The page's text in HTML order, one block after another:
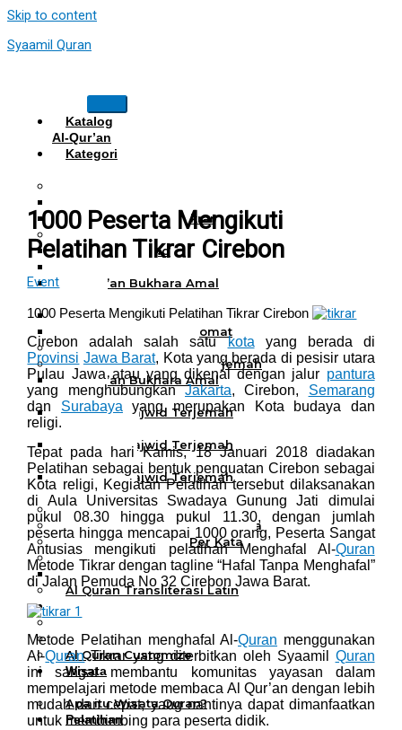
Skip to content
Syaamil Quran
Katalog
Al-Qur’an
Kategori
Al Quran Hafalan Tikrar
Mushaf Tahajud
Al-Qur’an Bukhara Amal
Al Quran Haji Umrah
Mushaf Tilawah Maqomat
Al Quran Terjemah
Al Quran Tajwid dan Terjemah
Al-Qur’an Bukhara Amal
Harian
Al Quran Tajwid Terjemah
Bukhara A6
Al Quran Tajwid Terjemah
Bukhara A5
Al Quran Tajwid Terjemah
Bukhara B5
Al Quran Spesial Wanita
Al Quran Spesial Wanita Azalia
Al Quran Terjemah Per Kata
Al Quran Tilawah
Mushaf Tilawah Quba
Al Quran Transliterasi Latin
Kemitraan
Rumah Syaamil
Wholesale & Retail
Al Quran Customize
Wisata
Quran
Apa itu Wisata Quran?
Pelatihan
1000 Peserta Mengikuti
Pelatihan Tikrar Cirebon
Event
1000 Peserta Mengikuti Pelatihan Tikrar Cirebon
Cirebon adalah salah satukotayang berada di
Provinsi Jawa Barat, Kota yang berada di pesisir utara
Pulau Jawa atau yang dikenal dengan jalur pantura
yang menghubungkanJakarta, Cirebon, Semarang
dan Surabayayang merupakan Kota budaya dan
religi.
Tepat pada hari Kamis, 18 Januari 2018 diadakan
Pelatihan sebagai bentuk penguatan Cirebon sebagai
Kota religi, Kegiatan Pelatihan tersebut dilaksanakan
di Aula Universitas Swadaya Gunung Jati dimulai
pukul 08.30 hingga pukul 11.30, dengan jumlah
peserta hingga mencapai 1000 orang, Peserta Sangat
Antusias mengikuti pelatihan Menghafal Al-Quran
Metode Tikrar dengan tagline “Hafal Tanpa Menghafal”
di Jalan Pemuda No 32 Cirebon Jawa Barat.
Metode Pelatihan menghafal Al-Quran menggunakan
Al-QuranTikrar yang diterbitkan oleh Syaamil Quran
ini sangat membantu komunitas yayasan dalam
mempelajari metode membaca Al Qur’an dengan lebih
mudah dan cepat, yang nantinya dapat dimanfaatkan
untuk membimbing para peserta didik.